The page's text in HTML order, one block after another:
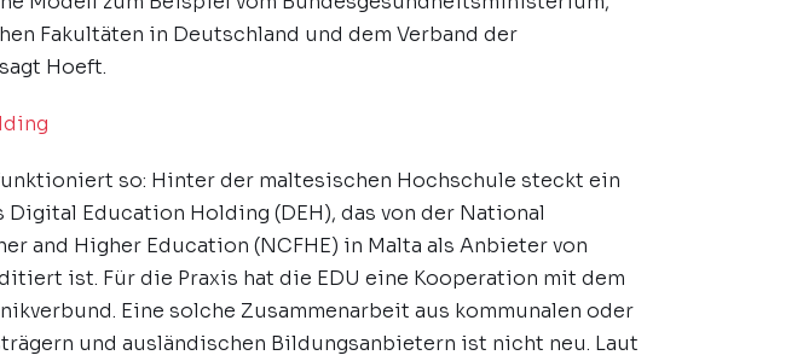
Fakultäten in Deutschland und dem Verband der
Hoeft.
so: Hinter der maltesischen Hochschule steckt ein
Digital Education Holding (DEH), das von der National
and Higher Education (NCFHE) in Malta als Anbieter von
ist. Für die Praxis hat die EDU eine Kooperation mit dem
Eine solche Zusammenarbeit aus kommunalen oder
und ausländischen Bildungsanbietern ist nicht neu. Laut